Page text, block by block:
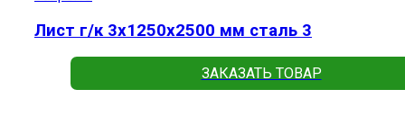
Лист г/к 3х1250х2500 мм сталь 3
ЗАКАЗАТЬ ТОВАР